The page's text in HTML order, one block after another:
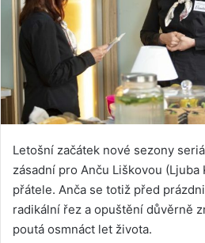
Letošní začátek nové sezony
zásadní pro Anču Liškovou
přátele. Anča se totiž před
radikální řez a opuštění důvěrně
poutá osmnáct let života.